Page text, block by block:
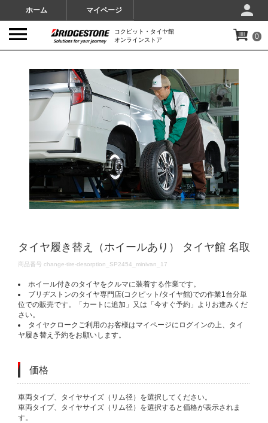
ホーム マイページ
コクピット・タイヤ館
オンラインストア
0
タイヤ履き替え（ホイールあり） タイヤ館 名取
DETAILS
商品番号 change-tire-desorption_SP2454_minivan_17
ホイール付きのタイヤをクルマに装着する作業です。
ブリヂストンのタイヤ専門店(コクピット/タイヤ館)での作業1台分単
位での販売です。「カートに追加」又は「今すぐ予約」よりお進みくだ
さい。
タイヤクロークご利用のお客様はマイページにログインの上、タイ
ヤ履き替え予約をお願いします。
価格
VARIATIONS
車両タイプ、タイヤサイズ（リム径）を選択してください。
車両タイプ、タイヤサイズ（リム径）を選択すると価格が表示されま
す。